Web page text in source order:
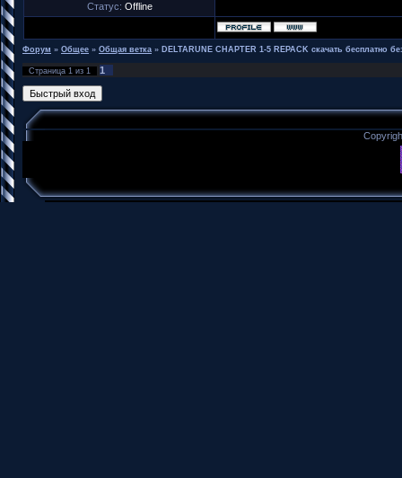
Статус: Offline
Форум » Общее » Общая ветка » DELTARUNE CHAPTER 1-5 REPACK скачать бесплатно
Страница 1 из 1 1